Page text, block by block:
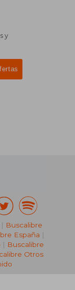
y
| Buscalibre
España |
| Buscalibre
Otros